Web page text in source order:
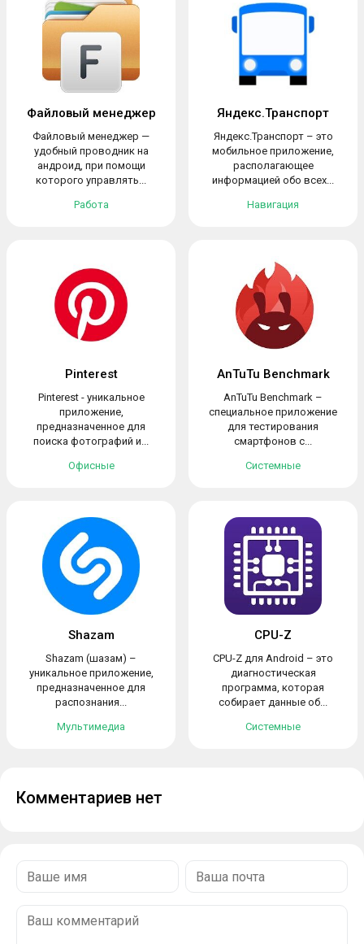
Файловый менеджер
Файловый менеджер —
удобный проводник на
андроид, при помощи
которого управлять...
Работа
Яндекс.Транспорт
Яндекс.Транспорт – это
мобильное приложение,
располагающее
информацией обо всех...
Навигация
Pinterest
Pinterest - уникальное
приложение,
предназначенное для
поиска фотографий и...
Офисные
AnTuTu Benchmark
AnTuTu Benchmark –
специальное приложение
для тестирования
смартфонов с...
Системные
Shazam
Shazam (шазам) –
уникальное приложение,
предназначенное для
распознания...
Мультимедиа
CPU-Z
CPU-Z для Android – это
диагностическая
программа, которая
собирает данные об...
Системные
Комментариев нет